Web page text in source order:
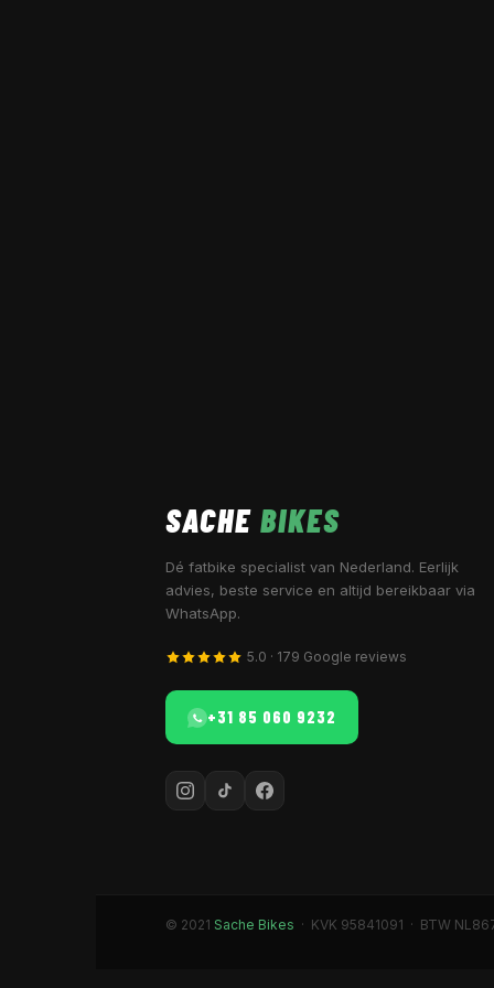
SACHE BIKES
Dé fatbike specialist van Nederland. Eerlijk
advies, beste service en altijd bereikbaar via
WhatsApp.
5.0 · 179 Google reviews
+31 85 060 9232
© 2021 Sache Bikes · KVK 95841091 · BTW